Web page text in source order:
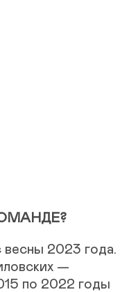
2023 года.
—
по 2022 годы